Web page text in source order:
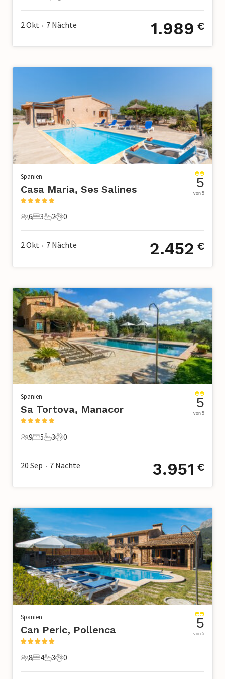
4 Gäste2 Schlafzimmer
1 Badezimmer
1 Haustier
2 Okt • 7 Nächte 1.989 €
Spanien
Casa Maria, Ses Salines
6 Gäste
6
3 Schlafzimmer
3
2 Badezimmer
2
0 Haustiere
0
5
von 5
2 Okt • 7 Nächte 2.452 €
Spanien
Sa Tortova, Manacor
9 Gäste
9
5 Schlafzimmer
5
3 Badezimmer
3
0 Haustiere
0
5
von 5
20 Sep • 7 Nächte 3.951 €
Spanien
Can Peric, Pollenca
8 Gäste
8
4 Schlafzimmer
4
3 Badezimmer
3
0 Haustiere
0
5
von 5